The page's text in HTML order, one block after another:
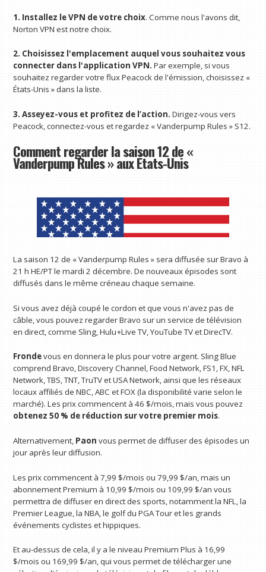
1. Installez le VPN de votre choix. Comme nous l'avons dit,
Norton VPN est notre choix.
2. Choisissez l'emplacement auquel vous souhaitez vous
connecter dans l'application VPN.Par exemple, si vous
souhaitez regarder votre flux Peacock de l'émission, choisissez «
États-Unis » dans la liste.
3. Asseyez-vous et profitez de l’action.Dirigez-vous vers
Peacock, connectez-vous et regardez « Vanderpump Rules » S12.
Comment regarder la saison 12 de «
Vanderpump Rules » aux États-Unis
La saison 12 de « Vanderpump Rules » sera diffusée sur Bravo à
21 h HE/PT le mardi 2 décembre. De nouveaux épisodes sont
diffusés dans le même créneau chaque semaine.
Si vous avez déjà coupé le cordon et que vous n'avez pas de
câble, vous pouvez regarder Bravo sur un service de télévision
en direct, comme Sling, Hulu+Live TV, YouTube TV et DirecTV.
Frondevous en donnera le plus pour votre argent. Sling Blue
comprend Bravo, Discovery Channel, Food Network, FS1, FX, NFL
Network, TBS, TNT, TruTV et USA Network, ainsi que les réseaux
locaux affiliés de NBC, ABC et FOX (la disponibilité varie selon le
marché). Les prix commencent à 46 $/mois, mais vous pouvez
obtenez 50 % de réduction sur votre premier mois.
Alternativement, Paon vous permet de diffuser des épisodes un
jour après leur diffusion.
Les prix commencent à 7,99 $/mois ou 79,99 $/an, mais un
abonnement Premium à 10,99 $/mois ou 109,99 $/an vous
permettra de diffuser en direct des sports, notamment la NFL, la
Premier League, la NBA, le golf du PGA Tour et les grands
événements cyclistes et hippiques.
Et au-dessus de cela, il y a le niveau Premium Plus à 16,99
$/mois ou 169,99 $/an, qui vous permet de télécharger une